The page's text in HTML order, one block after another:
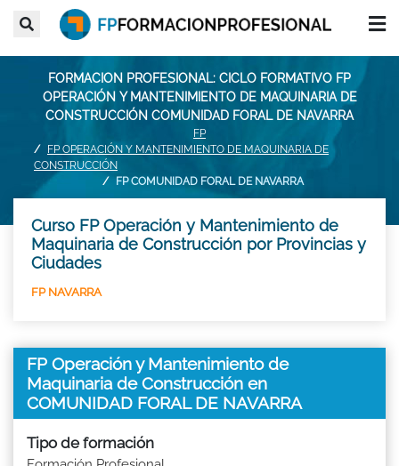
FORMACION PROFESIONAL: CICLO FORMATIVO FP
OPERACIÓN Y MANTENIMIENTO DE MAQUINARIA DE
CONSTRUCCIÓN COMUNIDAD FORAL DE NAVARRA
FP
FP OPERACIÓN Y MANTENIMIENTO DE MAQUINARIA DE
CONSTRUCCIÓN
FP COMUNIDAD FORAL DE NAVARRA
Curso FP Operación y Mantenimiento de
Maquinaria de Construcción por Provincias y
Ciudades
FP NAVARRA
FP Operación y Mantenimiento de
Maquinaria de Construcción en
COMUNIDAD FORAL DE NAVARRA
Tipo de formación